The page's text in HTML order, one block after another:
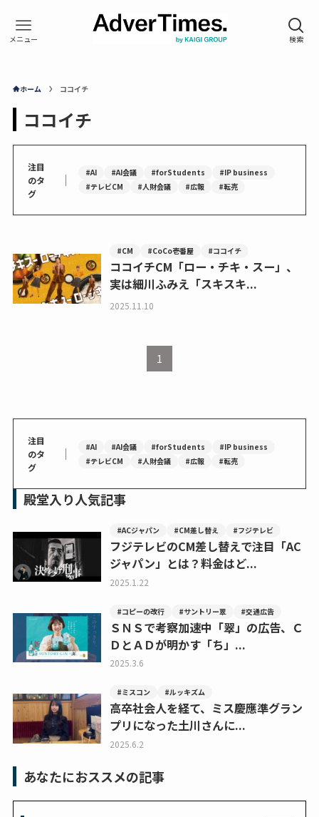
ホーム ココイチ
ココイチ
注目
のタ
グ
｜ #AI #AI会議 #forStudents
#IP business
#テレビCM
#人財会議 #広報 #転売
#CM #CoCo壱番屋 #ココイチ
ココイチCM「ロー・チキ・スー」、
実は細川ふみえ「スキスキ...
2025.11.10
1
注目
のタ
グ
｜ #AI #AI会議 #forStudents
#IP business
#テレビCM
#人財会議 #広報 #転売
殿堂入り人気記事
#ACジャパン #CM差し替え #フジテレビ
フジテレビのCM差し替えで注目「AC
ジャパン」とは？料金はど...
2025.1.22
#コピーの改行 #サントリー翠 #交通広告
ＳＮＳで考察加速中「翠」の広告、Ｃ
ＤとＡＤが明かす「ち」...
2025.3.6
#ミスコン #ルッキズム
高卒社会人を経て、ミス慶應準グラン
プリになった土川さんに...
2025.6.2
あなたにおススメの記事